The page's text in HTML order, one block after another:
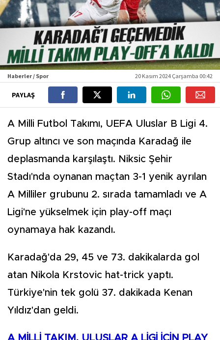
Haberler / Spor 20 Kasım 2024 Çarşamba 00:42
PAYLAŞ
A Milli Futbol Takımı, UEFA Uluslar B Ligi 4.
Grup altıncı ve son maçında Karadağ ile
deplasmanda karşılaştı. Niksic Şehir
Stadı'nda oynanan maçtan 3-1 yenik ayrılan
A Milliler grubunu 2. sırada tamamladı ve A
Ligi'ne yükselmek için play-off maçı
oynamaya hak kazandı.
Karadağ'da 29, 45 ve 73. dakikalarda gol
atan Nikola Krstovic hat-trick yaptı.
Türkiye'nin tek golü 37. dakikada Kenan
Yıldız'dan geldi.